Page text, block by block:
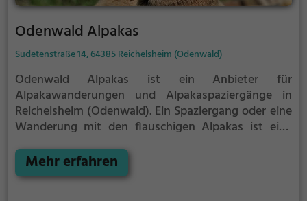
Odenwald Alpakas
Sudetenstraße 14, 64385 Reichelsheim (Odenwald)
Odenwald Alpakas ist ein Anbieter für
Alpakawanderungen und Alpakaspaziergänge in
Reichelsheim (Odenwald). Ein Spaziergang oder eine
Wanderung mit den flauschigen Alpakas ist eine
Ausflug mit der Familie. Die kuscheligen Tiere
strahlen eine unheimliche Ruhe aus und werden
Mehr erfahren